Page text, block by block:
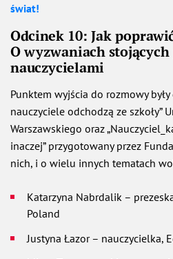
świat!
Odcinek 10: Jak
O wyzwaniach
nauczycielami
Punktem wyjścia do rozmowy były
nauczyciele odchodzą ze szkoły”
Warszawskiego oraz
inaczej” przygotowany przez
nich, i o wielu innych tematach
Katarzyna Nabrdalik –
Poland
Justyna Łazor – nauczycielka,